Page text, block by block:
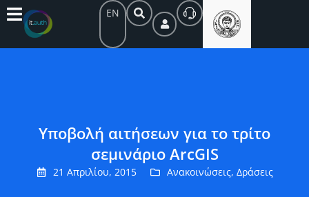
EN
Υποβολή αιτήσεων για το τρίτο
σεμινάριο ArcGIS
21 Απριλίου, 2015 Ανακοινώσεις, Δράσεις